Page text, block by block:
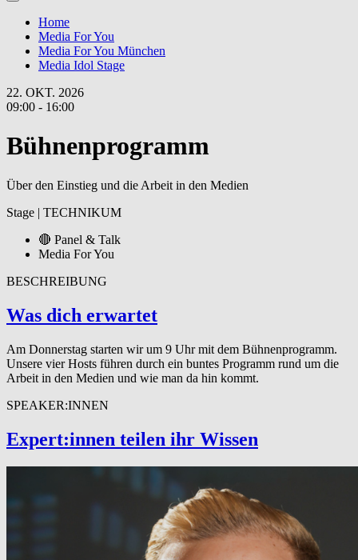
Home
Media For You
Media For You München
Media Idol Stage
22. OKT. 2026
09:00 - 16:00
Bühnenprogramm
Über den Einstieg und die Arbeit in den Medien
Stage | TECHNIKUM
🔴 Panel & Talk
Media For You
BESCHREIBUNG
Was dich erwartet
Am Donnerstag starten wir um 9 Uhr mit dem Bühnenprogramm.
Unsere vier Hosts führen durch ein buntes Programm rund um die
Arbeit in den Medien und wie man da hin kommt.
SPEAKER:INNEN
Expert:innen teilen ihr Wissen